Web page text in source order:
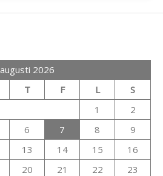
augusti 2026
T F L
S
1
2
6 7 8
9
13 14 15
16
20 21 22
23